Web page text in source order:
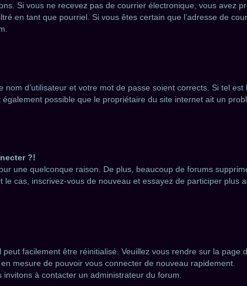
Si vous ne recevez pas de courrier électronique, vous avez
en tant que pourriel. Si vous êtes certain que l’adresse de
d’utilisateur et votre mot de passe soient corrects. Si tel est
possible que le propriétaire du site internet ait un
?!
une quelconque raison. De plus, beaucoup de forums
cas, inscrivez-vous de nouveau et essayez de participer plus
facilement être réinitialisé. Veuillez vous rendre sur la page
mesure de pouvoir vous connecter de nouveau rapidement.
à contacter un administrateur du forum.